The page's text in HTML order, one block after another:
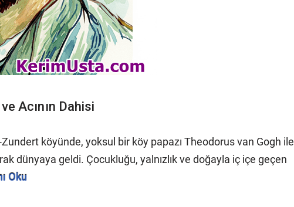
Acının Dahisi
Zundert köyünde, yoksul bir köy papazı Theodorus van Gogh ile
dünyaya geldi. Çocukluğu, yalnızlık ve doğayla iç içe geçen
Oku